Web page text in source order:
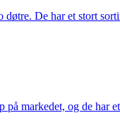
De har et stort
markedet, og de har